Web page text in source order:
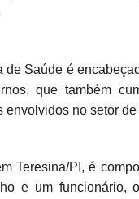
Saúde é
que também
envolvidos no setor
Teresina/PI, é
e um funcionário,